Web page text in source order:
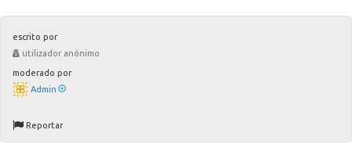
escrito por
utilizador anónimo
moderado por
Admin
Reportar